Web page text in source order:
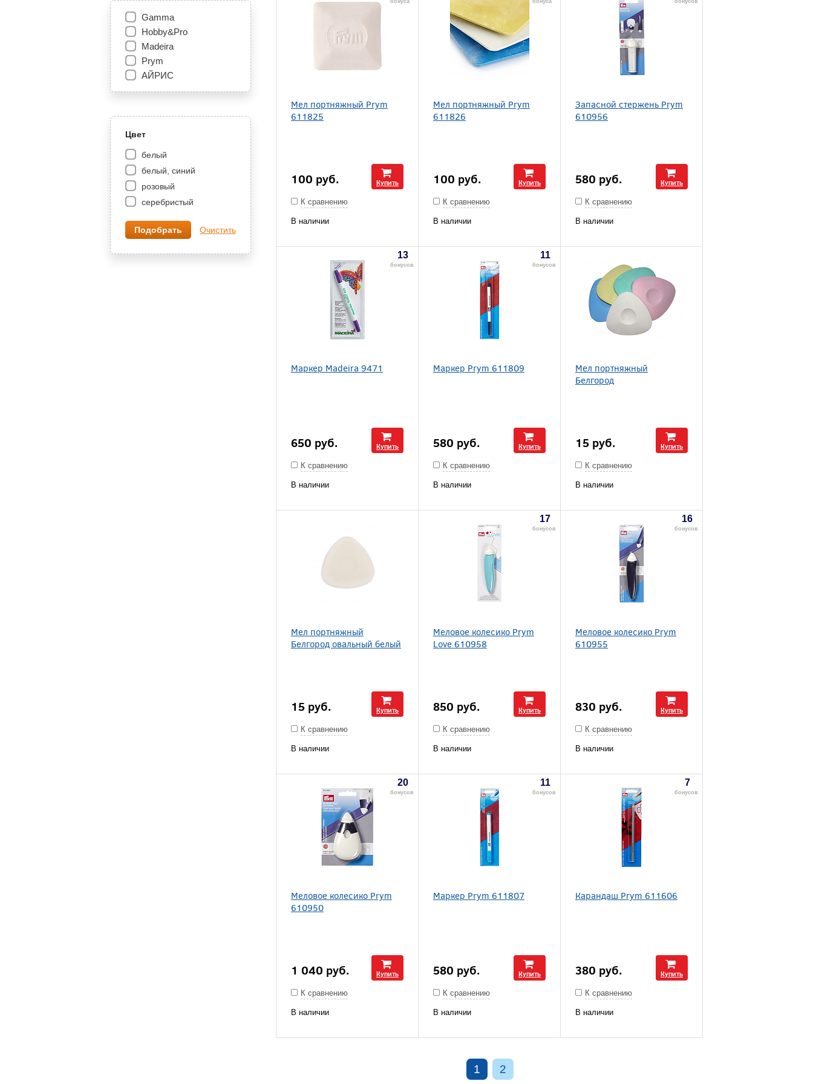
Gamma
Hobby&Pro
Madeira
Prym
АЙРИС
Цвет
белый
белый, синий
розовый
серебристый
Очистить
бонуса
Мел портняжный Prym
611825
100 руб. Купить
К сравнению
В наличии
бонуса
Мел портняжный Prym
611826
100 руб. Купить
К сравнению
В наличии
бонусов
Запасной стержень Prym
610956
580 руб. Купить
К сравнению
В наличии
13
бонусов
Маркер Madeira 9471
650 руб. Купить
К сравнению
В наличии
11
бонусов
Маркер Prym 611809
580 руб. Купить
К сравнению
В наличии
Мел портняжный
Белгород
15 руб. Купить
К сравнению
В наличии
Мел портняжный
Белгород овальный белый
15 руб. Купить
К сравнению
В наличии
17
бонусов
Меловое колесико Prym
Love 610958
850 руб. Купить
К сравнению
В наличии
16
бонусов
Меловое колесико Prym
610955
830 руб. Купить
К сравнению
В наличии
20
бонусов
Меловое колесико Prym
610950
1 040 руб. Купить
К сравнению
В наличии
11
бонусов
Маркер Prym 611807
580 руб. Купить
К сравнению
В наличии
7
бонусов
Карандаш Prym 611606
380 руб. Купить
К сравнению
В наличии
1 2